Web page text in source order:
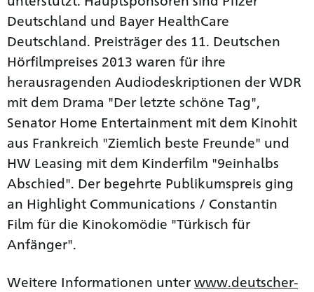
Deutschland und Bayer HealthCare
Deutschland. Preisträger des 11. Deutschen
Hörfilmpreises 2013 waren für ihre
herausragenden Audiodeskriptionen der WDR
mit dem Drama "Der letzte schöne Tag",
Senator Home Entertainment mit dem Kinohit
aus Frankreich "Ziemlich beste Freunde" und
HW Leasing mit dem Kinderfilm "9einhalbs
Abschied". Der begehrte Publikumspreis ging
an Highlight Communications / Constantin
Film für die Kinokomödie "Türkisch für
Anfänger".
Weitere Informationen unter www.deutscher-